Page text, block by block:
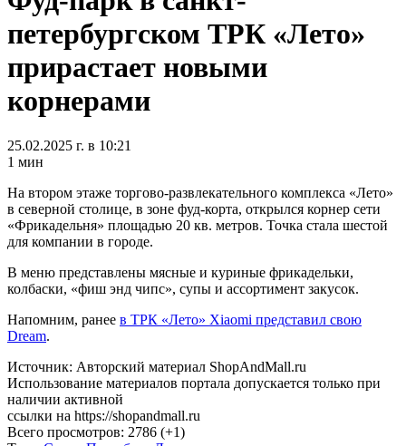
петербургском ТРК «Лето»
прирастает новыми
корнерами
25.02.2025 г. в 10:21
1 мин
На втором этаже торгово-развлекательного комплекса «Лето»
в северной столице, в зоне фуд-корта, открылся корнер сети
«Фрикадельня» площадью 20 кв. метров. Точка стала шестой
для компании в городе.
В меню представлены мясные и куриные фрикадельки,
колбаски, «фиш энд чипс», супы и ассортимент закусок.
Напомним, ранее в ТРК «Лето» Xiaomi представил свою
Dream.
Источник: Авторский материал ShopAndMall.ru
Использование материалов портала допускается только при
наличии активной
ссылки на https://shopandmall.ru
Всего просмотров: 2786 (+1)